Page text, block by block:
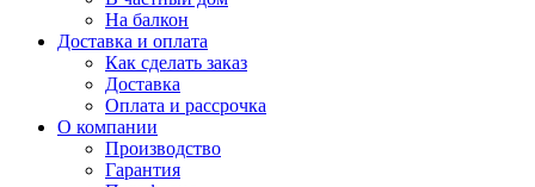
На балкон
Доставка и оплата
Как сделать заказ
Доставка
Оплата и рассрочка
О компании
Производство
Гарантия